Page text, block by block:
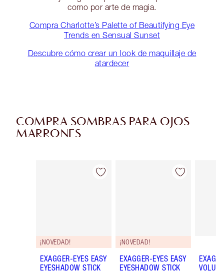
como por arte de magia.
Compra Charlotte’s Palette of Beautifying Eye
Trends en Sensual Sunset
Descubre cómo crear un look de maquillaje de
atardecer
COMPRA SOMBRAS PARA OJOS
MARRONES
Artículo 1 de 44
¡NOVEDAD!
EXAGGER-EYES EASY
EYESHADOW STICK
Artículo 2 de 44
¡NOVEDAD!
EXAGGER-EYES EASY
EYESHADOW STICK